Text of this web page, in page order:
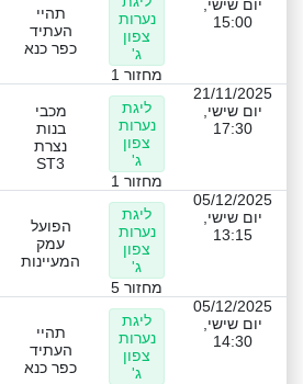
יום שישי,
15:00
נערות
צפון
ג'
מחזור 1
תהיי
העתיד
כפר כנא
21/11/2025
יום שישי,
17:30
ליגת
נערות
צפון
ג'
מחזור 1
מכבי
בנות
נצרת
ST3
05/12/2025
יום שישי,
13:15
ליגת
נערות
צפון
ג'
מחזור 5
הפועל
עמק
המעיינות
05/12/2025
יום שישי,
14:30
ליגת
נערות
צפון
ג'
תהיי
העתיד
כפר כנא